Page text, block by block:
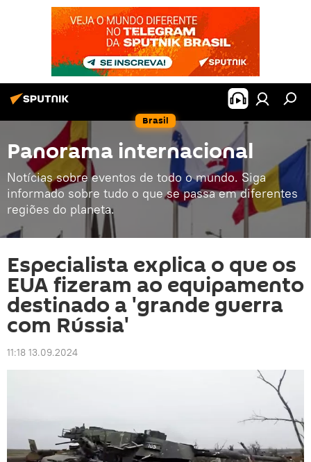
Brasil
Panorama internacional
Notícias sobre eventos de todo o mundo. Siga
informado sobre tudo o que se passa em diferentes
regiões do planeta.
Especialista explica o que os
EUA fizeram ao equipamento
destinado a 'grande guerra
com Rússia'
11:18 13.09.2024